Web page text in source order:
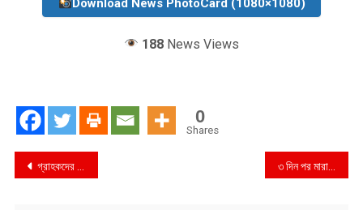
Download News PhotoCard (1080×1080)
188 News Views
0
Shares
Post
গ্রাহকদের জন্য সুদবিহীন কিস্তিতে স্মার্টফোন কেনার সুযোগ আনল গ্রামীনফোন ও ইবিএল